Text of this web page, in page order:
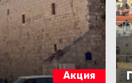
Акция